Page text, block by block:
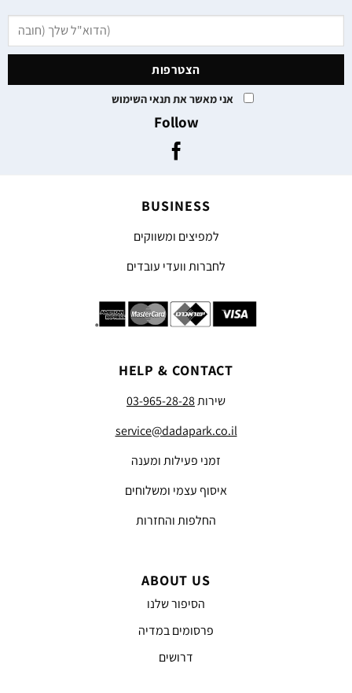
אני מאשר את תנאי השימוש
Follow
BUSINESS
למפיצים ומשווקים
לחברות וועדי עובדים
HELP & CONTACT
שירות03-965-28-28
service@dadapark.co.il
זמני פעילות ומענה
איסוף עצמי ומשלוחים
החלפות והחזרות
ABOUT US
הסיפור שלנו
פרסומים במדיה
דרושים